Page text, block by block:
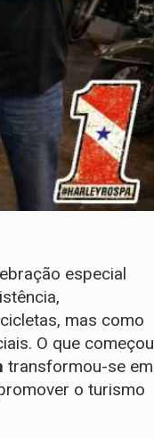
especial
mas como
O que começou
transformou-se em
o turismo